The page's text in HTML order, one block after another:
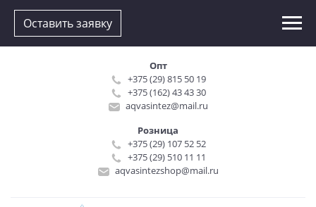
Оставить заявку
Опт
+375 (29) 815 50 19
+375 (162) 43 43 30
aqvasintez@mail.ru
Розница
+375 (29) 107 52 52
+375 (29) 510 11 11
aqvasintezshop@mail.ru